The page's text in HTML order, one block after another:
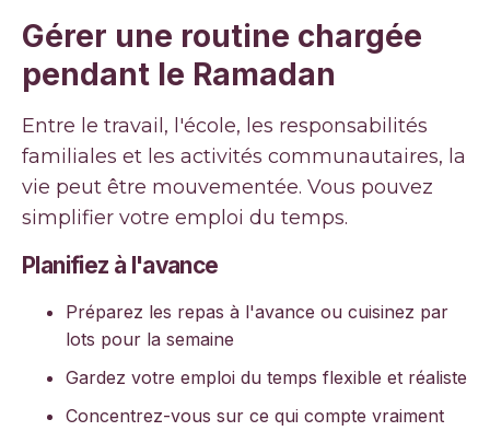
Gérer une routine chargée
pendant le Ramadan
Entre le travail, l'école, les responsabilités
familiales et les activités communautaires, la
vie peut être mouvementée. Vous pouvez
simplifier votre emploi du temps.
Planifiez à l'avance
Préparez les repas à l'avance ou cuisinez par
lots pour la semaine
Gardez votre emploi du temps flexible et réaliste
Concentrez-vous sur ce qui compte vraiment